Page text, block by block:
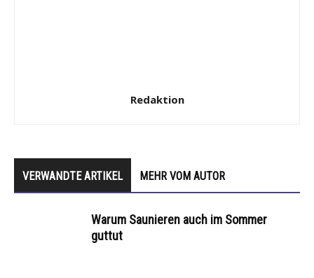
Redaktion
VERWANDTE ARTIKEL MEHR VOM AUTOR
Warum Saunieren auch im Sommer
guttut